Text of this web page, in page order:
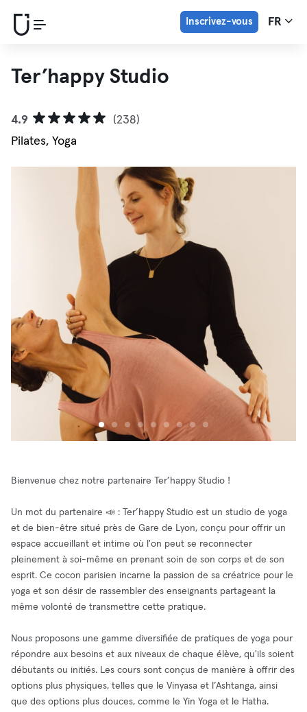
Inscrivez-vous FR
Ter’happy Studio
4.9
(238)
Pilates, Yoga
Bienvenue chez notre partenaire Ter’happy Studio !
Un mot du partenaire 📣 : Ter’happy Studio est un studio de yoga
et de bien-être situé près de Gare de Lyon, conçu pour offrir un
espace accueillant et intime où l'on peut se reconnecter
pleinement à soi-même en prenant soin de son corps et de son
esprit. Ce cocon parisien incarne la passion de sa créatrice pour le
yoga et son désir de rassembler des enseignants partageant la
même volonté de transmettre cette pratique.
Nous proposons une gamme diversifiée de pratiques de yoga pour
répondre aux besoins et aux niveaux de chaque élève, qu'ils soient
débutants ou initiés. Les cours sont conçus de manière à offrir des
options plus physiques, telles que le Vinyasa et l’Ashtanga, ainsi
que des options plus douces, comme le Yin Yoga et le Hatha.